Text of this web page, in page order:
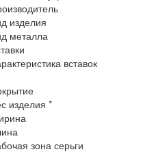
изделия
металла
вставок
изделия *
зона серьги